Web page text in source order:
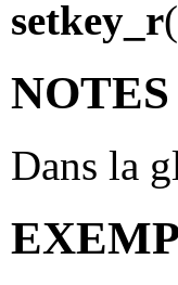
setkey_r
NOTES
Dans la